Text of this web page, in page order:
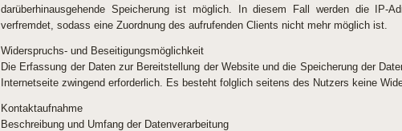
darüberhinausgehende Speicherung ist möglich. In diesem Fall werden die IP-
verfremdet, sodass eine Zuordnung des aufrufenden Clients nicht mehr möglich ist.
Widerspruchs- und Beseitigungsmöglichkeit
Die Erfassung der Daten zur Bereitstellung der Website und die Speicherung der
Internetseite zwingend erforderlich. Es besteht folglich seitens des Nutzers keine
Kontaktaufnahme
Beschreibung und Umfang der Datenverarbeitung